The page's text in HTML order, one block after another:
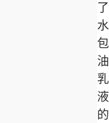
了
水
包
油
乳
液
的